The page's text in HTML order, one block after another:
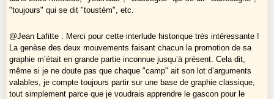
"toujours" qui se dit "toustém", etc.
@Jean Lafitte : Merci pour cette interlude historique très intéressante !
La genèse des deux mouvements faisant chacun la promotion de sa
graphie m’était en grande partie inconnue jusqu’à présent. Cela dit,
même si je ne doute pas que chaque "camp" ait son lot d’arguments
valables, je compte toujours partir sur une base de graphie classique,
tout simplement parce que je voudrais apprendre le gascon pour le